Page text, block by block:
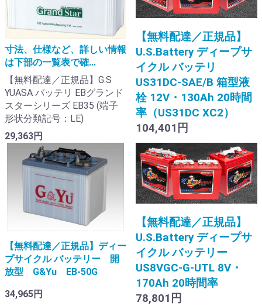
寸法、仕様など、詳しい情報
は下部の一覧表で確...
【無料配達／正規品】G.S
YUASA バッテリ EBグランド
スターシリーズ EB35 (端子
形状分類記号：LE)
29,363円
【無料配達／正規品】
U.S.Battery ディープサ
イクル バッテリ
US31DC-SAE/B 箱型液
栓 12V・130Ah 20時間
率（US31DC XC2）
104,401円
【無料配達／正規品】ディー
プサイクル バッテリー 開
放型 G&Yu EB-50G
34,965円
【無料配達／正規品】
U.S.Battery ディープサ
イクル バッテリー
US8VGC-G-UTL 8V・
170Ah 20時間率
78,801円